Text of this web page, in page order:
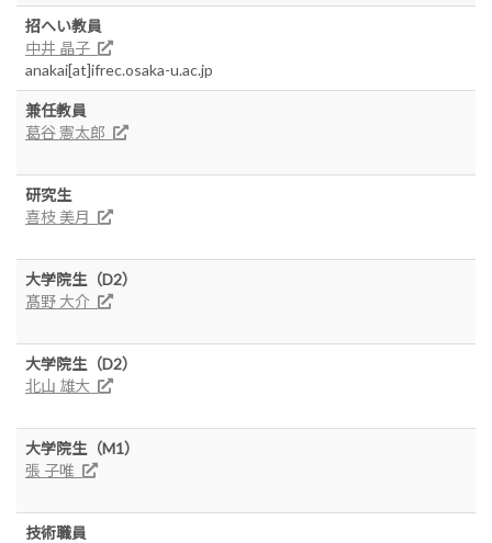
招へい教員
中井 晶子
anakai[at]ifrec.osaka-u.ac.jp
兼任教員
葛谷 憲太郎
研究生
喜枝 美月
大学院生（D2）
髙野 大介
大学院生（D2）
北山 雄大
大学院生（M1）
張 子唯
技術職員